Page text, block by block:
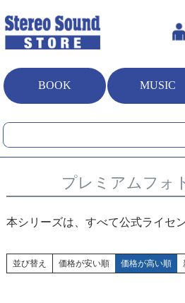
BOOK MUSIC
プレミアムフォ
本シリーズは、すべて公式ライセ
並び替え 価格が安い順 価格が高い順